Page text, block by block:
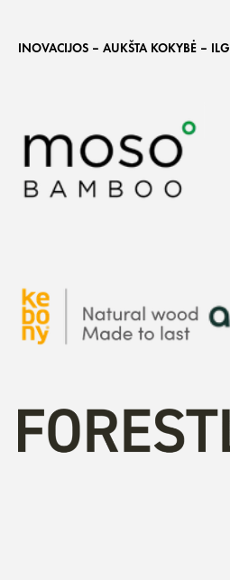
INOVACIJOS – AUKŠTA KOKYBĖ –